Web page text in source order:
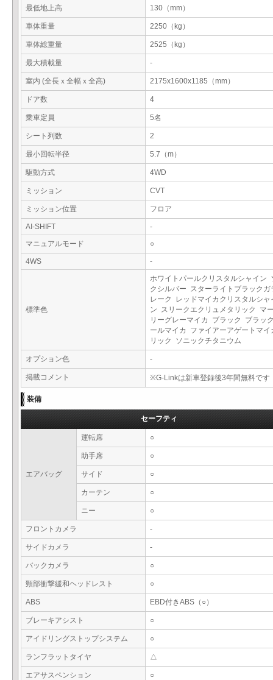
最低地上高 130（mm）
車体重量 2250（kg）
車体総重量 2525（kg）
最大積載量 -
室内 (全長ｘ全幅ｘ全高) 2175x1600x1185（mm）
ドア数 4
乗車定員 5名
シート列数 2
最小回転半径 5.7（m）
駆動方式 4WD
ミッション CVT
ミッション位置 フロア
AI-SHIFT
-
マニュアルモード
○
4WS -
標準色
ホワイトパールクリスタルシャイン
クシルバー スターライトブラックガ
レーク レッドマイカクリスタルシャ
ン スリークエクリュメタリック マ
リーグレーマイカ ブラック ブラッ
ールマイカ ファイアーアゲートマイ
リック ソニックチタニウム
オプション色 -
掲載コメント ※G-Linkは新車登録後3年間無料です
装備
セーフティ
エアバッグ
運転席 ○
助手席 ○
サイド ○
カーテン ○
ニー ○
フロントカメラ -
サイドカメラ -
バックカメラ ○
頸部衝撃緩和ヘッドレスト ○
ABS EBD付きABS（○）
ブレーキアシスト ○
アイドリングストップシステム ○
ランフラットタイヤ △
エアサスペンション ○